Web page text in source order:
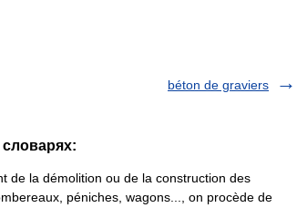
béton de graviers
de la démolition ou de la construction des
péniches, wagons..., on procède de